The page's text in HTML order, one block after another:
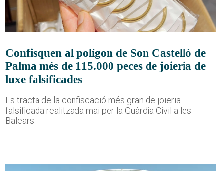
Confisquen al polígon de Son Castelló de
Palma més de 115.000 peces de joieria de
luxe falsificades
Es tracta de la confiscació més gran de joieria
falsificada realitzada mai per la Guàrdia Civil a les
Balears